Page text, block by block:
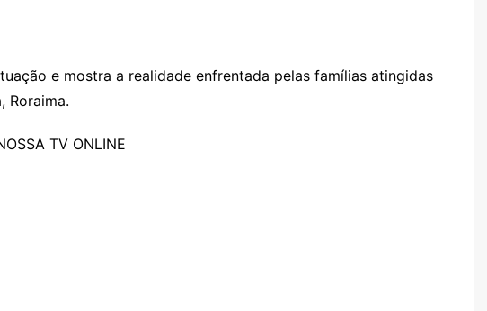
e mostra a realidade enfrentada pelas famílias atingidas
Roraima.
TV ONLINE